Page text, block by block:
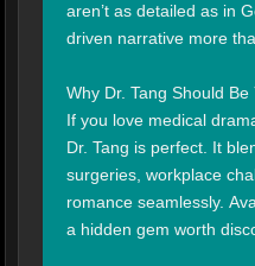
aren’t as detailed as in
driven narrative more
Why Dr. Tang Should
If you love medical
Dr. Tang is perfect. It
surgeries, workplace
romance seamlessly.
a hidden gem worth